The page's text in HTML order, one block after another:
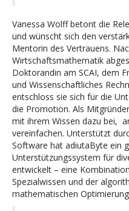
Vanessa Wolff betont die
und wünscht sich den
Mentorin des Vertrauens.
Wirtschaftsmathematik
Doktorandin am SCAI, dem
und Wissenschaftliches
entschloss sie sich für die
die Promotion. Als
mit ihrem Wissen dazu bei,
vereinfachen. Unterstützt
Software hat adiutaByte ein
Unterstützungssystem für
entwickelt – eine
Spezialwissen und der
mathematischen